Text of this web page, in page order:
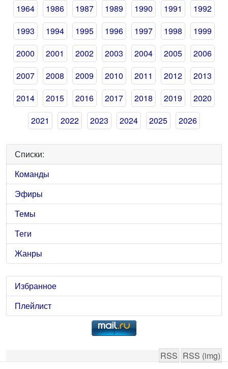
1964 1986 1987 1989 1990 1991
1992
1993
1994 1995 1996 1997 1998
1999
2000
2001 2002 2003 2004 2005
2006
2007
2008 2009 2010 2011 2012
2013
2014
2015 2016 2017 2018 2019
2020
2021
2022 2023 2024 2025 2026
Списки:
Команды
Эфиры
Темы
Теги
Жанры
Избранное
Плейлист
RSS RSS (img)